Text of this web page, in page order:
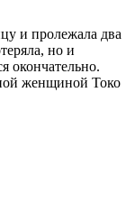
и пролежала два
но и
окончательно.
женщиной Токо